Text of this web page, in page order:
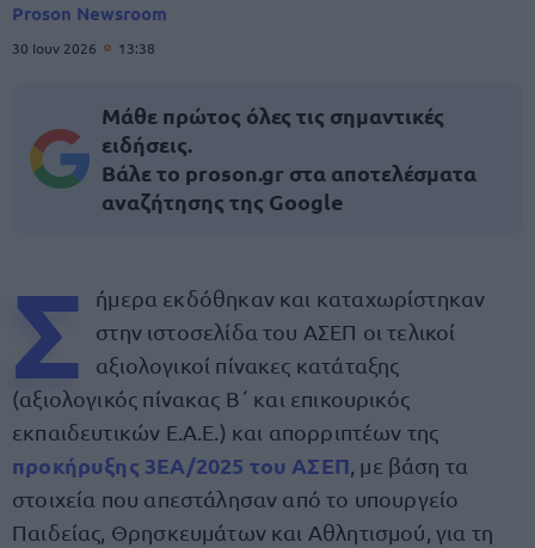
Proson Newsroom
30 Ιουν 2026 13:38
Μάθε πρώτος όλες τις σημαντικές
ειδήσεις.
Βάλε το proson.gr στα αποτελέσματα
αναζήτησης της Google
Σ
ήμερα εκδόθηκαν και καταχωρίστηκαν
στην ιστοσελίδα του ΑΣΕΠ οι τελικοί
αξιολογικοί πίνακες κατάταξης
(αξιολογικός πίνακας Β΄ και επικουρικός
εκπαιδευτικών Ε.Α.Ε.) και απορριπτέων της
προκήρυξης 3ΕΑ/2025 του ΑΣΕΠ , με βάση τα
στοιχεία που απεστάλησαν από το υπουργείο
Παιδείας, Θρησκευμάτων και Αθλητισμού, για τη